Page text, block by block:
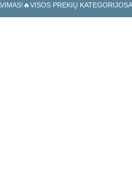
VISOS PREKIŲ KATEGORIJOS